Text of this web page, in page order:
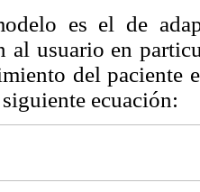
es el de
al usuario en
del paciente
ecuación: